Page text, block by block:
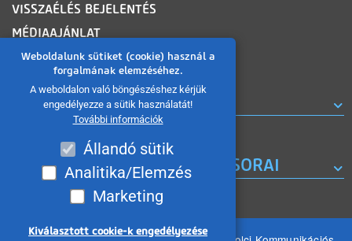
Weboldalunk sütiket (cookie) használ a
forgalmának elemzéséhez.
A weboldalon való böngészéshez kérjük
engedélyezze a sütik használatát!
További információk
Állandó sütik
Analitika/Elemzés
Marketing
Kiválasztott cookie-k engedélyezése
VISSZAÉLÉS BEJELENTÉS
MÉDIAAJÁNLAT
OLDALTÉRKÉP
ROVATOK
A MISKOLC TV KORÁBBI MŰSORAI